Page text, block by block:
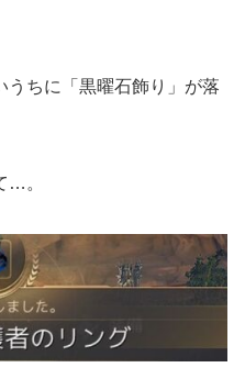
うちに「黒曜石飾り」が落
…。